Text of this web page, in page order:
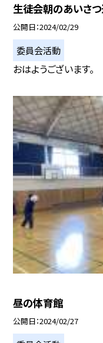
生徒会朝のあいさ
公開日 2024/02/29
委員会活動
おはようございます。
昼の体育館
公開日 2024/02/27